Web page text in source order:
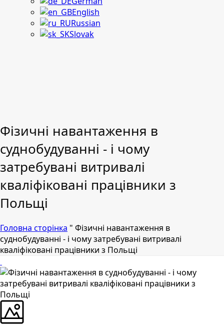
English
Russian
Slovak
Фізичні навантаження в
суднобудуванні - і чому
затребувані витривалі
кваліфіковані працівники з
Польщі
Головна сторінка " Фізичні навантаження в
суднобудуванні - і чому затребувані витривалі
кваліфіковані працівники з Польщі